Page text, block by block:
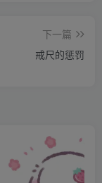
晨光的屁股
的时候还能感
他父亲生前的
…
下一篇
戒尺的惩罚